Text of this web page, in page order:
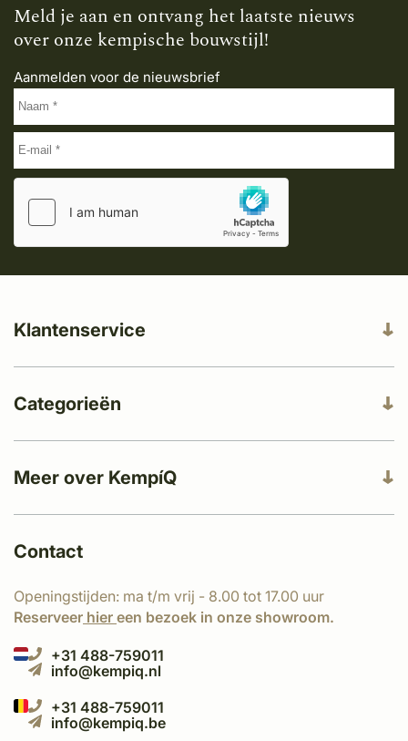
Meld je aan en ontvang het laatste nieuws
over onze kempische bouwstijl!
Aanmelden voor de nieuwsbrief
Meer over KempíQ
Klantenservice
Categorieën
Contact
Openingstijden: ma t/m vrij - 8.00 tot 17.00 uur
Reserveer hier een bezoek in onze showroom.
+31 488-759011
info@kempiq.nl
+31 488-759011
info@kempiq.be